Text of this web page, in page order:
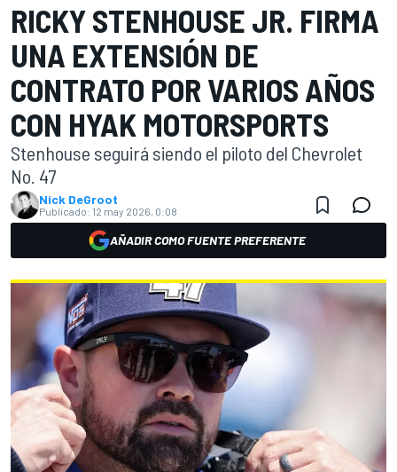
RICKY STENHOUSE JR. FIRMA
UNA EXTENSIÓN DE
CONTRATO POR VARIOS AÑOS
CON HYAK MOTORSPORTS
Stenhouse seguirá siendo el piloto del Chevrolet
No. 47
Nick DeGroot
Publicado: 12 may 2026, 0:08
AÑADIR COMO FUENTE PREFERENTE